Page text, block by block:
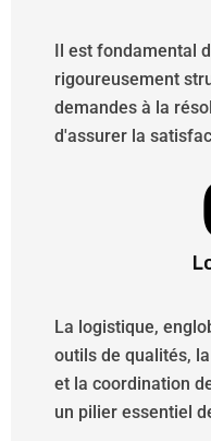
Il est fondamental
rigoureusement
demandes à la
d'assurer la
La logistique,
outils de qualités,
et la coordination
un pilier essentiel